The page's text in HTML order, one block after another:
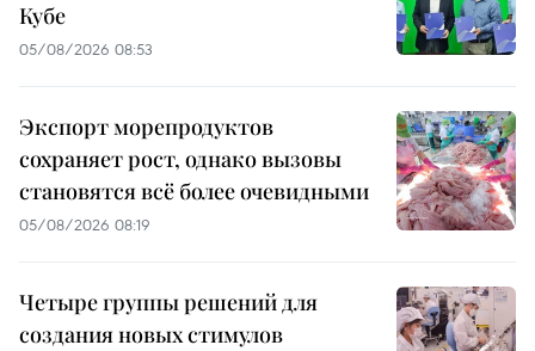
Кубе
05/08/2026 08:53
Экспорт морепродуктов
сохраняет рост, однако вызовы
становятся всё более очевидными
05/08/2026 08:19
Четыре группы решений для
создания новых стимулов